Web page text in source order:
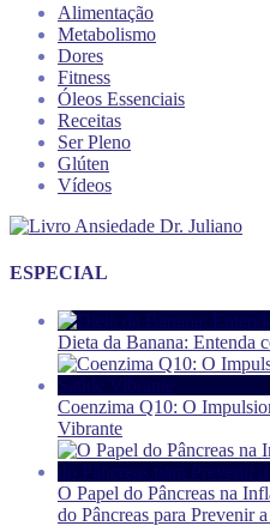
Alimentação
Metabolismo
Dores
Fitness
Óleos Essenciais
Receitas
Ser Pleno
Glúten
Vídeos
ESPECIAL
Dieta da Banana: Entenda
Coenzima Q10: O
Vibrante
O Papel do Pâncreas na
do Pâncreas para Prevenir